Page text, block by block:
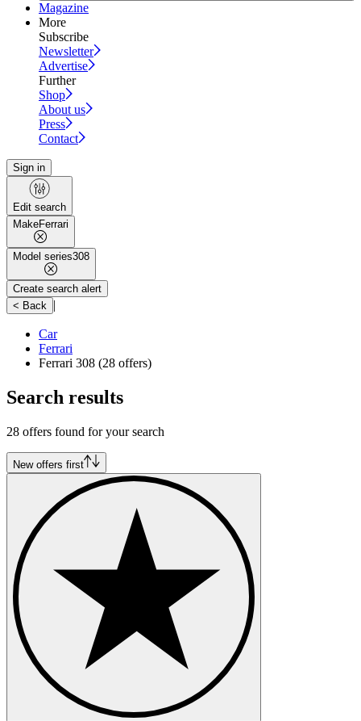
Magazine
More
Subscribe
Newsletter
Advertise
Further
Shop
About us
Press
Contact
Sign in
Edit search
MakeFerrari
Model series308
Create search alert
< Back |
Car
Ferrari
Ferrari 308 (28 offers)
Search results
28 offers found for your search
New offers first